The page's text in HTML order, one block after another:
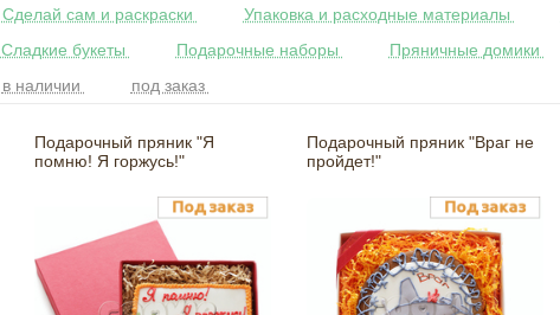
Сделай сам и раскраски Упаковка и расходные материалы
Сладкие букеты
Подарочные наборы Пряничные домики
в наличии
под заказ
Подарочный пряник "Я
помню! Я горжусь!"
Подарочный пряник "Враг не
пройдет!"